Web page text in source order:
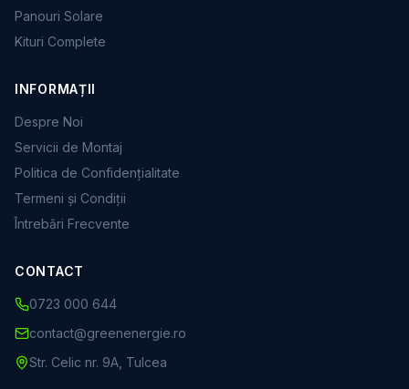
Panouri Solare
Kituri Complete
INFORMAȚII
Despre Noi
Servicii de Montaj
Politica de Confidențialitate
Termeni și Condiții
Întrebări Frecvente
CONTACT
0723 000 644
contact@greenenergie.ro
Str. Celic nr. 9A, Tulcea